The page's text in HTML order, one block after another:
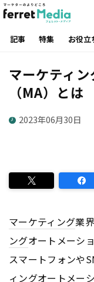
記事 特集 お役立
マーケティ
（MA）とは
2023年06月30日
マーケティング業
ングオートメーショ
スマートフォンや
ィングオートメー